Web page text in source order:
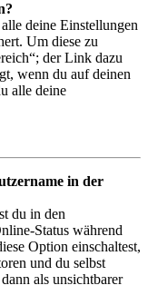
deine Einstellungen
Um diese zu
der Link dazu
wenn du auf deinen
alle deine
in der
du in den
Status während
Option einschaltest,
und du selbst
als unsichtbarer